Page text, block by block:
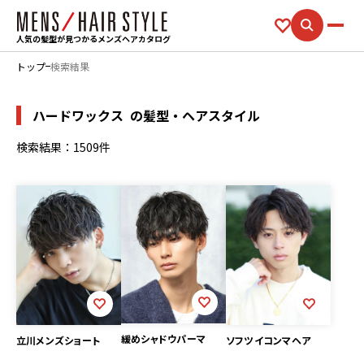
人気の髪型が見つかるメンズヘアカタログ
トップ 検索結果
ハードワックス の髪型・ヘアスタイル
検索結果：1509件
立川メンズショート 緩めシャドウパーマ ソフツイコンマヘア